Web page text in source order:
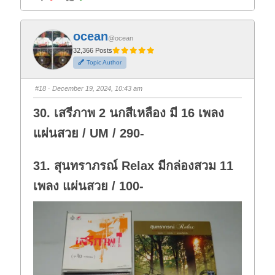
i
f
o
r
t
h
u
m
b
d
o
n
.
i
o
t
h
u
m
b
u
p
ocean@ocean
32,366 Posts
Topic Author
#18 · December 19, 2024, 10:43 am
30. เสรีภาพ 2 นกสีเหลือง มี 16 เพลง
แผ่นสวย / UM / 290-
31. สุนทราภรณ์ Relax มีกล่องสวม 11
เพลง แผ่นสวย / 100-